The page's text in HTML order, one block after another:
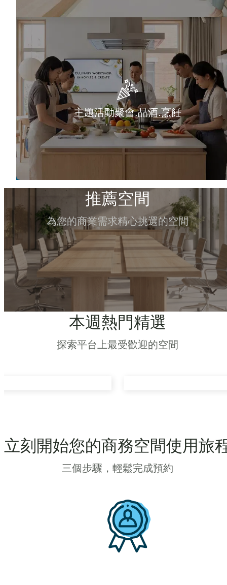
主題活動聚會.品酒.烹飪
推薦空間
為您的商業需求精心挑選的空間
本週熱門精選
探索平台上最受歡迎的空間
立刻開始您的商務空間使用旅
三個步驟，輕鬆完成預約